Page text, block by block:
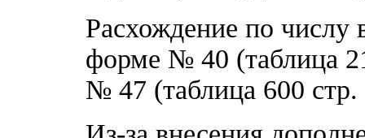
Расхождение по числу
форме № 40 (таблица
№ 47 (таблица 600 стр.